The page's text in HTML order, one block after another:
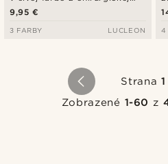
ocele
9,95 €
3 FARBY LUCLEON
z
4
Strana1
Zobrazené 1-60 z